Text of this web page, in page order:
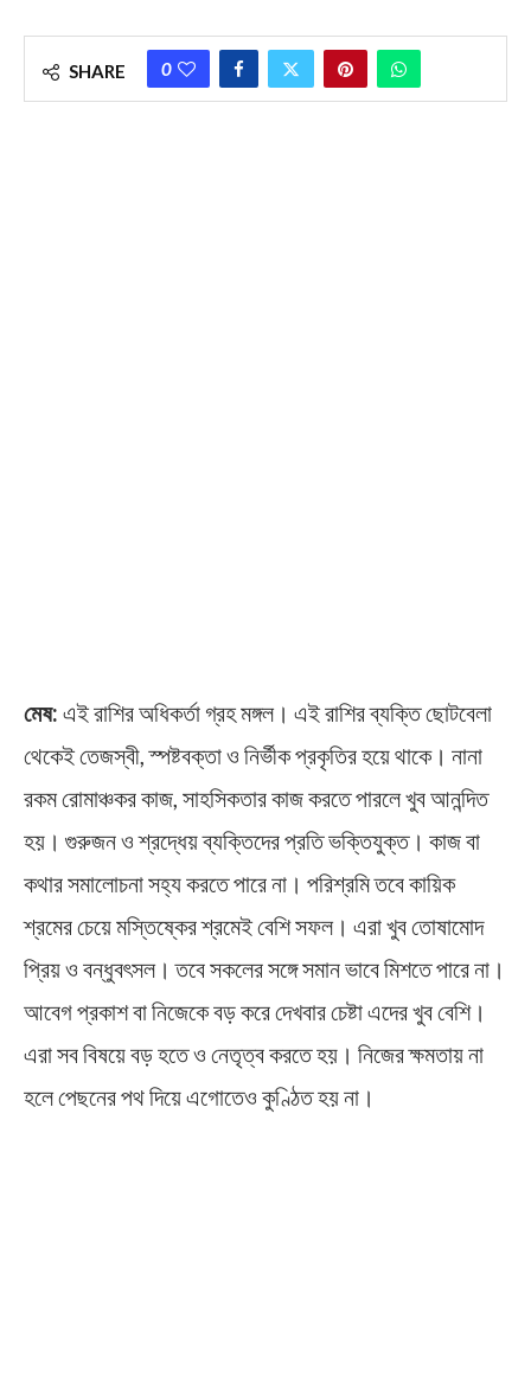
SHARE 0
মেষ: এই রাশির অধিকর্তা গ্রহ মঙ্গল। এই রাশির ব্যক্তি ছোটবেলা
থেকেই তেজস্বী, স্পষ্টবক্তা ও নির্ভীক প্রকৃতির হয়ে থাকে। নানা
রকম রোমাঞ্চকর কাজ, সাহসিকতার কাজ করতে পারলে খুব আনন্দিত
হয়। গুরুজন ও শ্রদ্ধেয় ব্যক্তিদের প্রতি ভক্তিযুক্ত। কাজ বা
কথার সমালোচনা সহ্য করতে পারে না। পরিশ্রমি তবে কায়িক
শ্রমের চেয়ে মস্তিষ্কের শ্রমেই বেশি সফল। এরা খুব তোষামোদ
প্রিয় ও বন্ধুবৎসল। তবে সকলের সঙ্গে সমান ভাবে মিশতে পারে না।
আবেগ প্রকাশ বা নিজেকে বড় করে দেখবার চেষ্টা এদের খুব বেশি।
এরা সব বিষয়ে বড় হতে ও নেতৃত্ব করতে হয়। নিজের ক্ষমতায় না
হলে পেছনের পথ দিয়ে এগোতেও কুণ্ঠিত হয় না।